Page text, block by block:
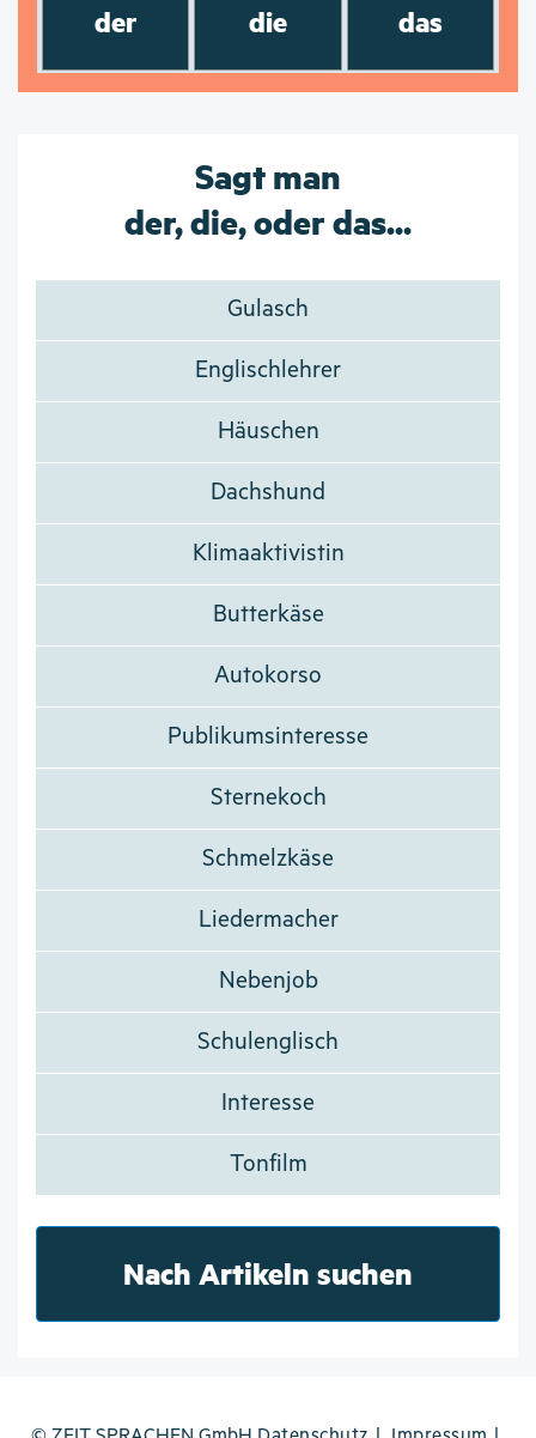
der die das
Sagt man
der, die, oder das...
Gulasch
Englischlehrer
Häuschen
Dachshund
Klimaaktivistin
Butterkäse
Autokorso
Publikumsinteresse
Sternekoch
Schmelzkäse
Liedermacher
Nebenjob
Schulenglisch
Interesse
Tonfilm
Nach Artikeln suchen